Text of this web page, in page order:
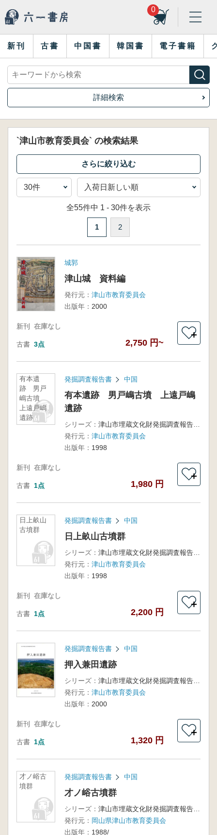
0
新刊 古書 中国書 韓国書 電子書籍
詳細検索
`津山市教育委員会` の検索結果
全55件中 1 - 30件を表示
1 2
城郭
津山城 資料編
発行元： 津山市教育委員会
出版年： 2000
新刊 在庫なし
古書 3点 2,750 円~
＋
有本遺
跡 男戸
嶋古墳
上遠戸嶋
遺跡
発掘調査報告書 中国
有本遺跡 男戸嶋古墳 上遠戸嶋
遺跡
シリーズ：
津山市埋蔵文化財発掘調査報告第62集
発行元： 津山市教育委員会
出版年： 1998
新刊 在庫なし
古書 1点 1,980 円
＋
日上畝山
古墳群
発掘調査報告書 中国
日上畝山古墳群
シリーズ：
津山市埋蔵文化財発掘調査報告書第63集
発行元： 津山市教育委員会
出版年： 1998
新刊 在庫なし
古書 1点 2,200 円
＋
発掘調査報告書 中国
押入兼田遺跡
シリーズ：
津山市埋蔵文化財発掘調査報告第69集
発行元： 津山市教育委員会
出版年： 2000
新刊 在庫なし
古書 1点 1,320 円
＋
才ノ峪古
墳群
発掘調査報告書 中国
才ノ峪古墳群
シリーズ：
津山市埋蔵文化財発掘調査報告第23集
発行元： 岡山県津山市教育委員会
出版年： 1988/